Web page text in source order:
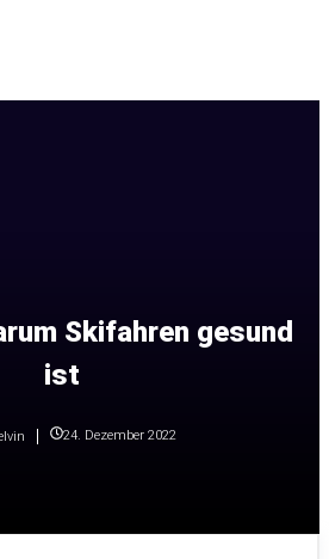
Skifahren gesund
ist
24. Dezember 2022